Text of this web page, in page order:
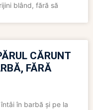
blând, fără să
CĂRUNT
FĂRĂ
în barbă și pe la